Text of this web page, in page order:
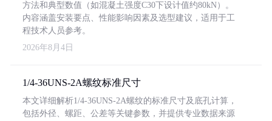
方法和典型数值（如混凝土强度C30下设计值约80kN）。
内容涵盖安装要点、性能影响因素及选型建议，适用于工
程技术人员参考。
2026年8月4日
1/4-36UNS-2A螺纹标准尺寸
本文详细解析1/4-36UNS-2A螺纹的标准尺寸及底孔计算，
包括外径、螺距、公差等关键参数，并提供专业数据来源